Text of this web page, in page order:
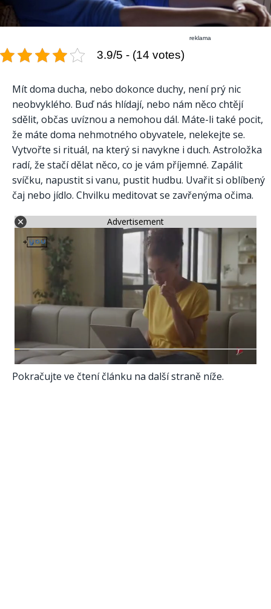
reklama
3.9/5 - (14 votes)
Mít doma ducha, nebo dokonce duchy, není prý nic
neobvyklého. Buď nás hlídají, nebo nám něco chtějí
sdělit, občas uvíznou a nemohou dál. Máte-li také pocit,
že máte doma nehmotného obyvatele, nelekejte se.
Vytvořte si rituál, na který si navykne i duch. Astroložka
radí, že stačí dělat něco, co je vám příjemné. Zapálit
svíčku, napustit si vanu, pustit hudbu. Uvařit si oblíbený
čaj nebo jídlo. Chvilku meditovat se zavřenýma očima.
Advertisement
Pokračujte ve čtení článku na další straně níže.